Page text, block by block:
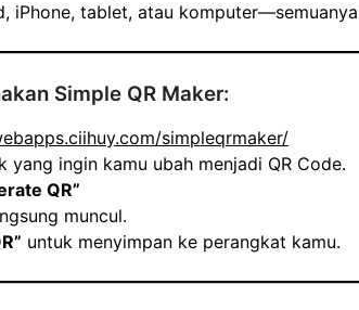
iPhone, tablet, atau
Simple QR Maker:
simpleqrmaker/
yang ingin kamu ubah menjadi QR Code.
QR”
muncul.
untuk menyimpan ke perangkat kamu.